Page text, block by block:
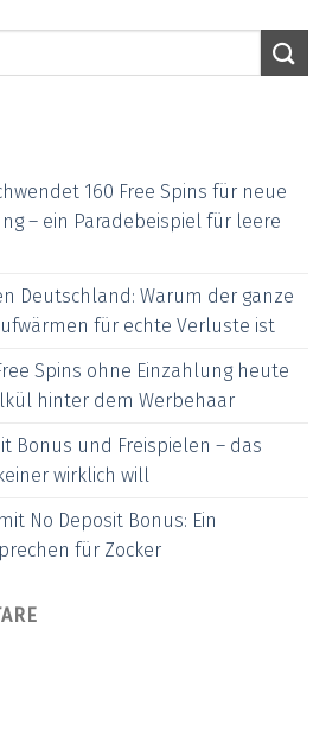
160 Free Spins für neue
– ein Paradebeispiel für leere
Deutschland: Warum der ganze
für echte Verluste ist
Spins ohne Einzahlung heute
hinter dem Werbehaar
Bonus und Freispielen – das
wirklich will
No Deposit Bonus: Ein
für Zocker